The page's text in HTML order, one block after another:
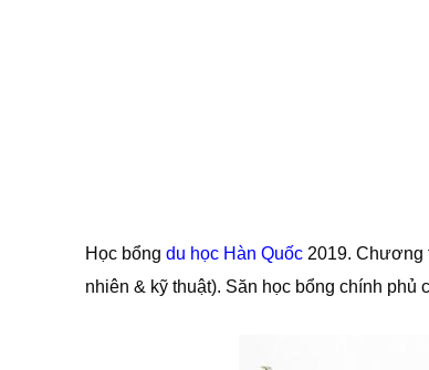
Học bổng du học Hàn Quốc 2019. Chương
nhiên & kỹ thuật). Săn học bổng chính phủ